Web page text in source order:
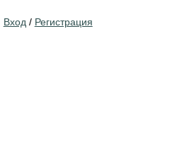
Вход / Регистрация